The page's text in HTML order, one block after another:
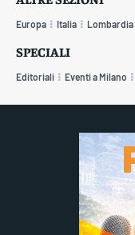
Europa Italia Lombardia
SPECIALI
Editoriali Eventi a Milano